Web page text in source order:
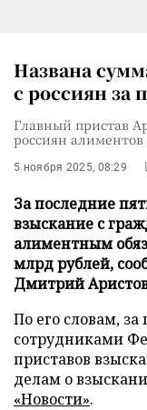
Названа
с россиян за
Главный пристав
россиян алиментов
5 ноября 2025, 08:29
За последние
взыскание с
алиментным
млрд рублей,
Дмитрий
По его словам,
сотрудниками
приставов
делам о
«Новости».